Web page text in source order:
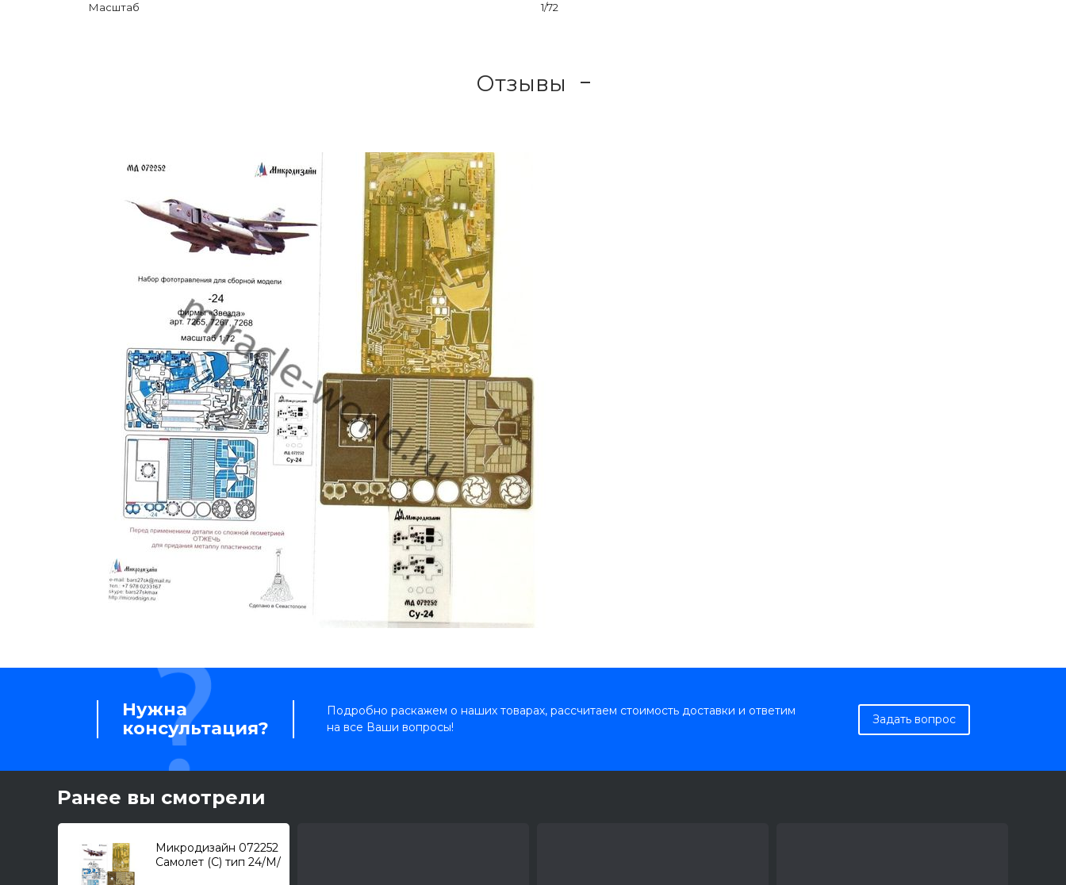
Масштаб 1/72
Отзывы
Нужна
консультация?
Подробно раскажем о наших товарах, рассчитаем стоимость доставки и ответим
на все Ваши вопросы!
Задать вопрос
Ранее вы смотрели
Микродизайн 072252
Самолет (С) тип 24/М/